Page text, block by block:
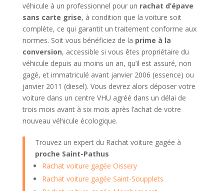
véhicule à un professionnel pour un rachat d’épave
sans carte grise, à condition que la voiture soit
complète, ce qui garantit un traitement conforme aux
normes. Soit vous bénéficiez de la prime à la
conversion, accessible si vous êtes propriétaire du
véhicule depuis au moins un an, qu’il est assuré, non
gagé, et immatriculé avant janvier 2006 (essence) ou
janvier 2011 (diesel). Vous devrez alors déposer votre
voiture dans un centre VHU agréé dans un délai de
trois mois avant à six mois après l’achat de votre
nouveau véhicule écologique.
Trouvez un expert du Rachat voiture gagée à
proche Saint-Pathus
Rachat voiture gagée Oissery
Rachat voiture gagée Saint-Soupplets